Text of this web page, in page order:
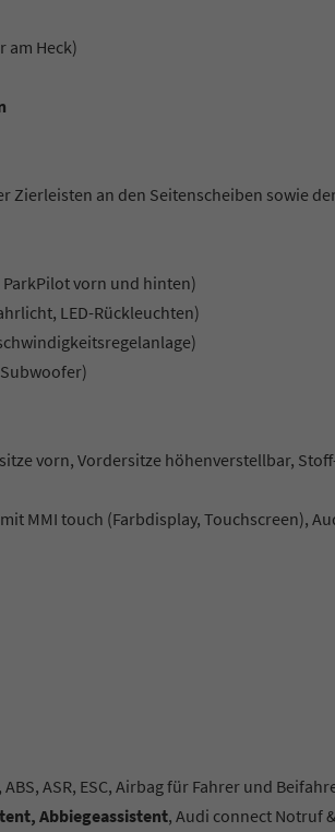
am Heck)
Zierleisten an den Seitenscheiben sowie
vorn und hinten)
LED-Rückleuchten)
vorn, Vordersitze höhenverstellbar,
MMI touch (Farbdisplay, Touchscreen),
ASR, ESC, Airbag für Fahrer und
Abbiegeassistent, Audi connect Notruf